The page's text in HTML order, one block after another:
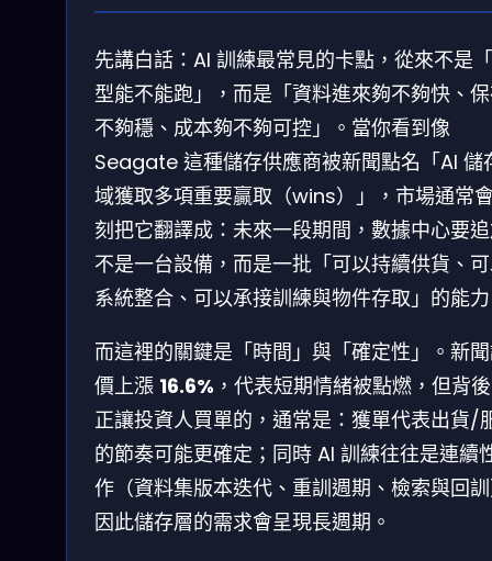
先講白話：AI 訓練最常見的卡點，從來不是
型能不能跑」，而是「資料進來夠不夠快、
不夠穩、成本夠不夠可控」。當你看到像
Seagate 這種儲存供應商被新聞點名「AI 儲
域獲取多項重要贏取（wins）」，市場通常
刻把它翻譯成：未來一段期間，數據中心要
不是一台設備，而是一批「可以持續供貨、
系統整合、可以承接訓練與物件存取」的能
而這裡的關鍵是「時間」與「確定性」。新
價上漲 16.6% ，代表短期情緒被點燃，但背
正讓投資人買單的，通常是：獲單代表出貨/
的節奏可能更確定；同時 AI 訓練往往是連續
作（資料集版本迭代、重訓週期、檢索與回
因此儲存層的需求會呈現長週期。